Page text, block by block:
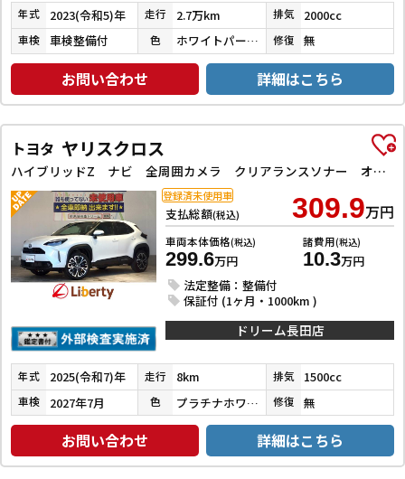
年式 2023(令和5)年 走行 2.7万km 排気 2000cc
車検 車検整備付 色 ホワイトパールクリスタルシャイン 修復 無
お問い合わせ 詳細はこちら
トヨタ ヤリスクロス
ハイブリッドZ ナビ 全周囲カメラ クリアランスソナー オートクルーズコントロール レーンアシスト パワーシート 衝突被害軽減システム オートマチックハイビーム オートライト LEDヘッドランプ アルミホイール
支払総額(税込) 309.9万円
車両本体価格(税込)
299.6万円
諸費用(税込)
10.3万円
法定整備：整備付
保証付 (1ヶ月・1000km )
登録済未使用車
ドリーム長田店
年式 2025(令和7)年 走行 8km 排気 1500cc
車検 2027年7月 色 プラチナホワイトパールマイカ 修復 無
お問い合わせ 詳細はこちら